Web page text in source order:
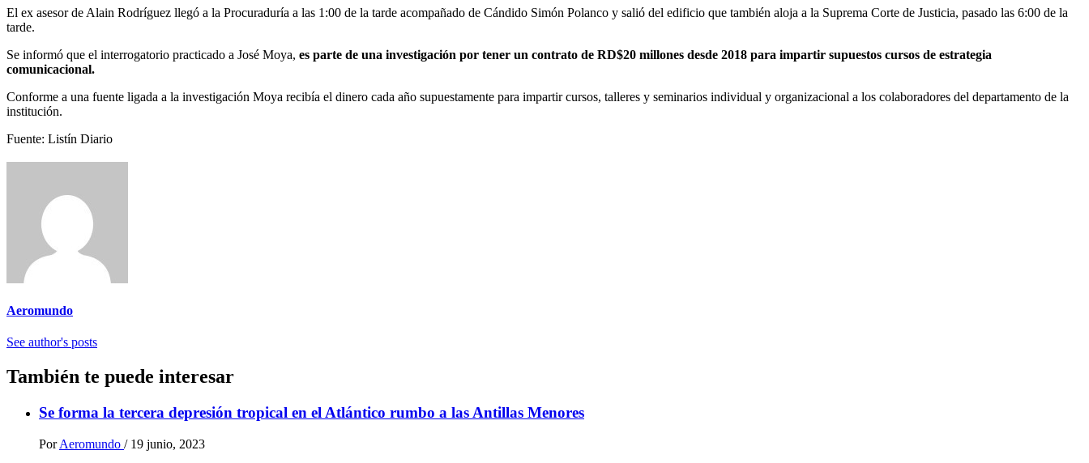
El ex asesor de Alain Rodríguez llegó a la Procuraduría a las 1:00 de la tarde acompañado de Cándido Simón Polanco y salió del edificio que también aloja a la Suprema Corte de Justicia, pasado las 6:00 de la
tarde.
Se informó que el interrogatorio practicado a José Moya, es parte de una investigación por tener un contrato de RD$20 millones desde 2018 para impartir supuestos cursos de estrategia
comunicacional.
Conforme a una fuente ligada a la investigación Moya recibía el dinero cada año supuestamente para impartir cursos, talleres y seminarios individual y organizacional a los colaboradores del departamento de la
institución.
Fuente: Listín Diario
Aeromundo
See author's posts
También te puede interesar
Se forma la tercera depresión tropical en el Atlántico rumbo a las Antillas Menores
Por Aeromundo / 19 junio, 2023